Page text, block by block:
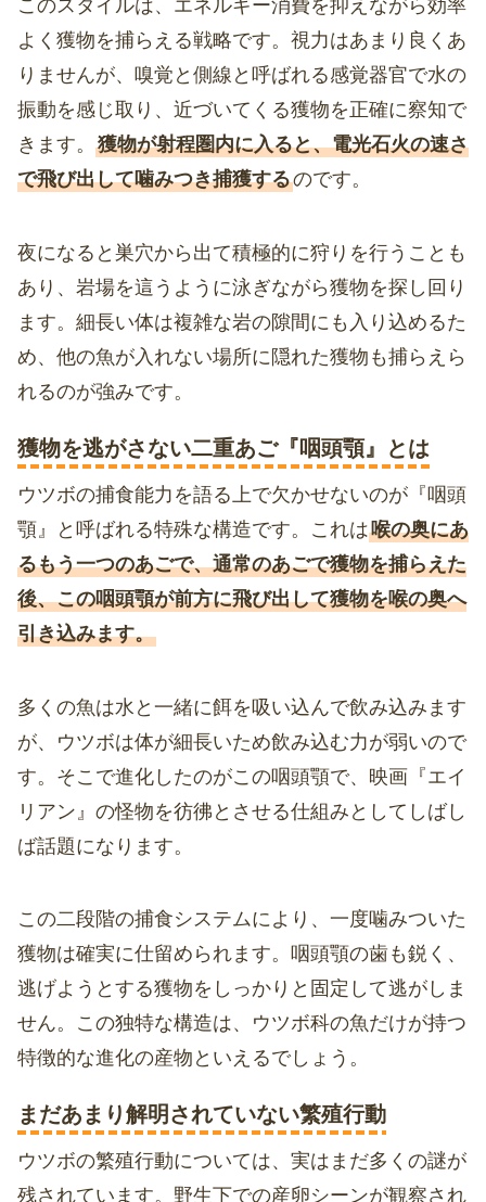
このスタイルは、エネルギー消費を抑えながら効率
よく獲物を捕らえる戦略です。視力はあまり良くあ
りませんが、嗅覚と側線と呼ばれる感覚器官で水の
振動を感じ取り、近づいてくる獲物を正確に察知で
きます。 獲物が射程圏内に入ると、電光石火の速さ
で飛び出して噛みつき捕獲するのです。
夜になると巣穴から出て積極的に狩りを行うことも
あり、岩場を這うように泳ぎながら獲物を探し回り
ます。細長い体は複雑な岩の隙間にも入り込めるた
め、他の魚が入れない場所に隠れた獲物も捕らえら
れるのが強みです。
獲物を逃がさない二重あご『咽頭顎』とは
ウツボの捕食能力を語る上で欠かせないのが『咽頭
顎』と呼ばれる特殊な構造です。これは喉の奥にあ
るもう一つのあごで、通常のあごで獲物を捕らえた
後、この咽頭顎が前方に飛び出して獲物を喉の奥へ
引き込みます。
多くの魚は水と一緒に餌を吸い込んで飲み込みます
が、ウツボは体が細長いため飲み込む力が弱いので
す。そこで進化したのがこの咽頭顎で、映画『エイ
リアン』の怪物を彷彿とさせる仕組みとしてしばし
ば話題になります。
この二段階の捕食システムにより、一度噛みついた
獲物は確実に仕留められます。咽頭顎の歯も鋭く、
逃げようとする獲物をしっかりと固定して逃がしま
せん。この独特な構造は、ウツボ科の魚だけが持つ
特徴的な進化の産物といえるでしょう。
まだあまり解明されていない繁殖行動
ウツボの繁殖行動については、実はまだ多くの謎が
残されています。野生下での産卵シーンが観察され